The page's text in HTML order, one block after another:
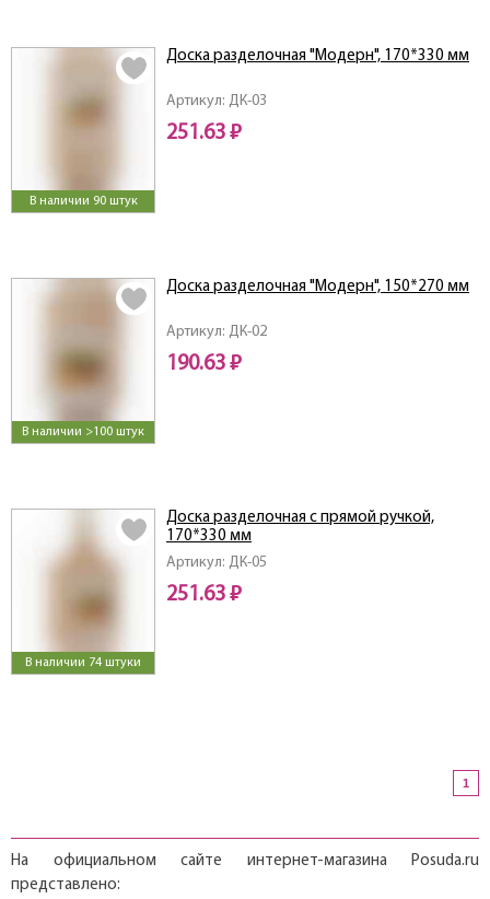
В наличии 90 штук
Артикул: ДК-03
Доска разделочная "Модерн", 170*330 мм
251.63 ₽
В наличии >100 штук
Артикул: ДК-02
Доска разделочная "Модерн", 150*270 мм
190.63 ₽
В наличии 74 штуки
Артикул: ДК-05
Доска разделочная с прямой ручкой,
170*330 мм
251.63 ₽
1
На официальном сайте интернет-магазина Posuda.ru
представлено: